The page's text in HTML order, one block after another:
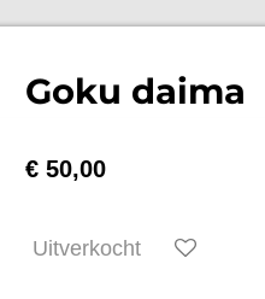
Goku daima
€ 50,00
Uitverkocht